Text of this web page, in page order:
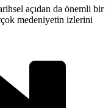
açıdan da önemli bir
medeniyetin izlerini